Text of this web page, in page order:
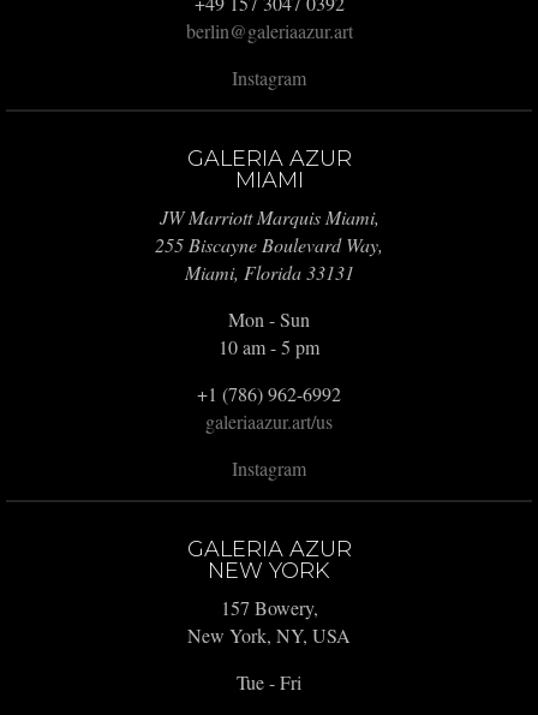
berlin@galeriaazur.art
Instagram
GALERIA AZUR
MIAMI
JW Marriott Marquis Miami,
255 Biscayne Boulevard Way,
Miami, Florida 33131
Mon - Sun
10 am - 5 pm
+1 (786) 962-6992
galeriaazur.art/us
Instagram
GALERIA AZUR
NEW YORK
157 Bowery,
New York, NY, USA
Tue - Fri